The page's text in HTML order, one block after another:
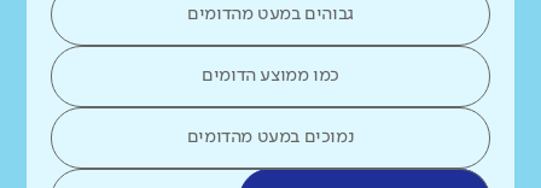
גבוהים במעט מהדומים
כמו ממוצע הדומים
נמוכים במעט מהדומים